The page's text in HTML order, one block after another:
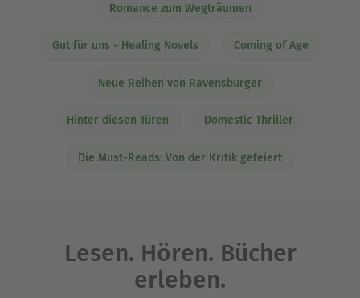
Romance zum Wegträumen
Gut für uns - Healing Novels Coming of Age
Neue Reihen von Ravensburger
Hinter diesen Türen Domestic Thriller
Die Must-Reads: Von der Kritik gefeiert
Lesen. Hören. Bücher
erleben.